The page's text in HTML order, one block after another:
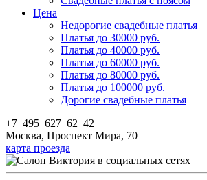
Цена
Недорогие свадебные платья
Платья до 30000 руб.
Платья до 40000 руб.
Платья до 60000 руб.
Платья до 80000 руб.
Платья до 100000 руб.
Дорогие свадебные платья
+7 495 627 62 42
Москва, Проспект Мира, 70
карта проезда